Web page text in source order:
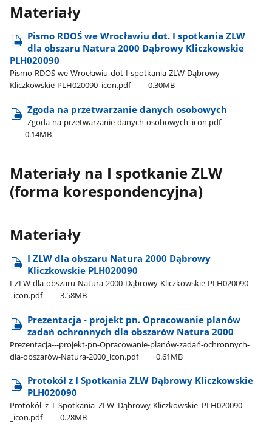
Materiały
Pismo RDOŚ we Wrocławiu dot. I spotkania ZLW
dla obszaru Natura 2000 Dąbrowy Kliczkowskie
PLH020090
Pismo-RDOŚ-we-Wrocławiu-dot-I-spotkania-ZLW-Dąbrowy-
Kliczkowskie-PLH020090​_icon.pdf
0.30MB
Zgoda na przetwarzanie danych osobowych
Zgoda-na-przetwarzanie-danych-osobowych​_icon.pdf
0.14MB
Materiały na I spotkanie ZLW
(forma korespondencyjna)
Materiały
I ZLW dla obszaru Natura 2000 Dąbrowy
Kliczkowskie PLH020090
I-ZLW-dla-obszaru-Natura-2000-Dąbrowy-Kliczkowskie-PLH020090​
_icon.pdf
3.58MB
Prezentacja - projekt pn. Opracowanie planów
zadań ochronnych dla obszarów Natura 2000
Prezentacja---projekt-pn-Opracowanie-planów-zadań-ochronnych-
dla-obszarów-Natura-2000​_icon.pdf
0.61MB
Protokół z I Spotkania ZLW Dąbrowy Kliczkowskie
PLH020090
Protokół​_z​_I​_Spotkania​_ZLW​_Dąbrowy-Kliczkowskie​_PLH020090​
_icon.pdf
0.28MB